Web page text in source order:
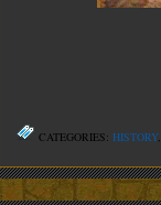
CATEGORIES: HISTORY,